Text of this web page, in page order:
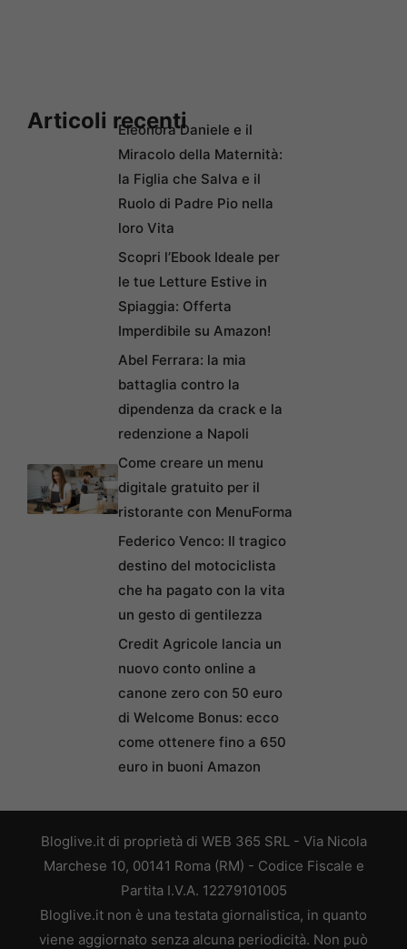
Articoli recentiEleonora Daniele e il
Miracolo della Maternità:
la Figlia che Salva e il
Ruolo di Padre Pio nella
loro Vita
Scopri l’Ebook Ideale per
le tue Letture Estive in
Spiaggia: Offerta
Imperdibile su Amazon!
Abel Ferrara: la mia
battaglia contro la
dipendenza da crack e la
redenzione a Napoli
Come creare un menu
digitale gratuito per il
ristorante con MenuForma
Federico Venco: Il tragico
destino del motociclista
che ha pagato con la vita
un gesto di gentilezza
Credit Agricole lancia un
nuovo conto online a
canone zero con 50 euro
di Welcome Bonus: ecco
come ottenere fino a 650
euro in buoni Amazon
Bloglive.it di proprietà di WEB 365 SRL - Via Nicola
Marchese 10, 00141 Roma (RM) - Codice Fiscale e
Partita I.V.A. 12279101005
Bloglive.it non è una testata giornalistica, in quanto
viene aggiornato senza alcuna periodicità. Non può